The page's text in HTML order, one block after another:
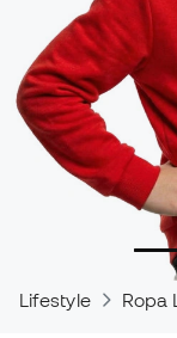
Lifestyle Ropa